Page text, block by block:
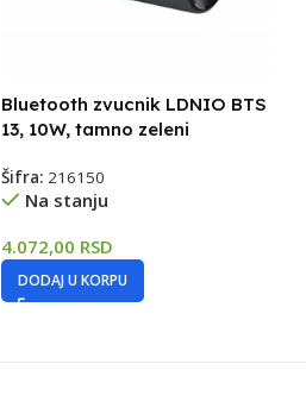
Bluetooth zvucnik LDNIO BTS
13, 10W, tamno zeleni
Šifra:216150
Na stanju
4.072,00 RSD
DODAJ U KORPU